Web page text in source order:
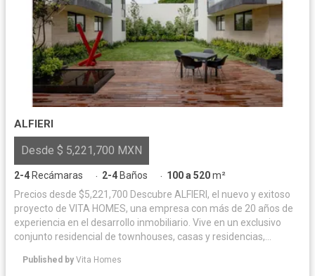
ALFIERI
Desde $ 5,221,700 MXN
2-4 Recámaras · 2-4 Baños · 100 a 520m²
Precios desde $5,221,700 Descubre ALFIERI, el nuevo y exitoso
proyecto de VITA HOMES, una empresa con más de 20 años de
experiencia en el desarrollo inmobiliario. Vive en un exclusivo
conjunto residencial de townhouses, casas y residencias,
Superficies desde 100 hasta 500 m². - Opciones de 2, 3 o 4
Published by Vita Homes